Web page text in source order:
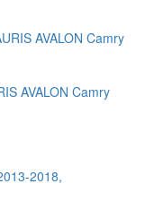
AVALON Camry